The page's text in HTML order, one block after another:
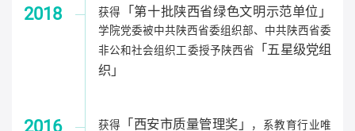
2018 获得 「第十批陕西省绿色文明示范单位」
学院党委被中共陕西省委组织部、中共陕西省委
非公和社会组织工委授予陕西省 「五星级党组
织」
获得 「西安市质量管理奖」 ，系教育行业唯